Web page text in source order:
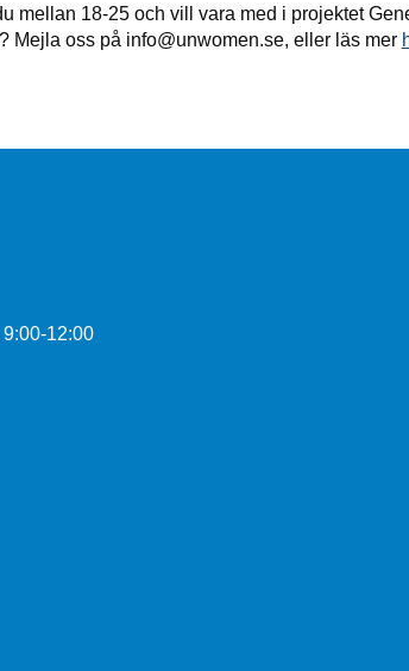
mellan 18-25 och vill vara med i projektet
Mejla oss på info@unwomen.se, eller läs mer
12:00